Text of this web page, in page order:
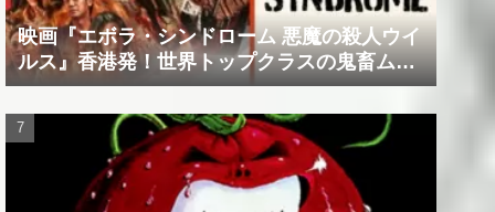
映画『エボラ・シンドローム 悪魔の殺人ウイ
ルス』香港発！世界トップクラスの鬼畜ムー
ビー！！